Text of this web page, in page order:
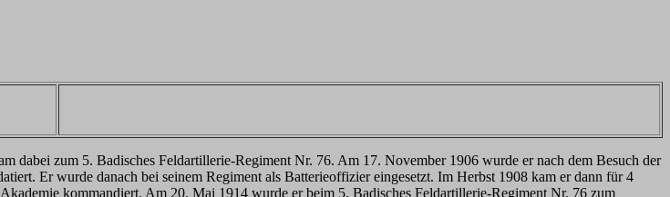
dabei zum 5. Badisches Feldartillerie-Regiment Nr. 76. Am 17. November 1906 wurde er nach dem Besuch der
Er wurde danach bei seinem Regiment als Batterieoffizier eingesetzt. Im Herbst 1908 kam er dann für 4
kommandiert. Am 20. Mai 1914 wurde er beim 5. Badisches Feldartillerie-Regiment Nr. 76 zum